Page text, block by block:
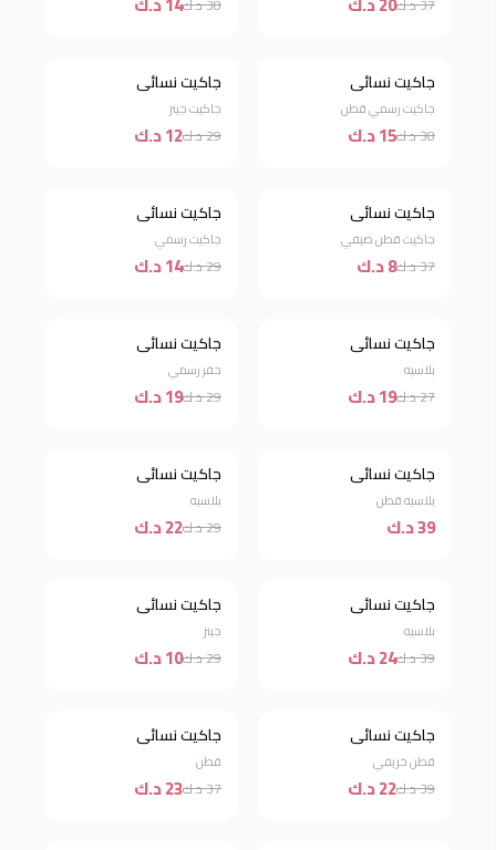
خصم 61%
جاكيت نسائي
جاكيت رسمي قطن
38 د.ك 15 د.ك
خصم 59%
جاكيت نسائي
جاكيت جينز
29 د.ك 12 د.ك
خصم 78%
جاكيت نسائي
جاكيت قطن صيفي
37 د.ك 8 د.ك
خصم 52%
جاكيت نسائي
جاكيت رسمي
29 د.ك 14 د.ك
خصم 30%
جاكيت نسائي
بلاسيه
27 د.ك 19 د.ك
خصم 34%
جاكيت نسائي
حفر رسمي
29 د.ك 19 د.ك
جديد
جاكيت نسائي
بلاسيه قطن
39 د.ك
خصم 24%
جاكيت نسائي
بلاسيه
29 د.ك 22 د.ك
خصم 38%
جاكيت نسائي
بلاسيه
39 د.ك 24 د.ك
جاكيت نسائي
جينز
29 د.ك 10 د.ك
خصم 44%
جاكيت نسائي
قطن خريفي
39 د.ك 22 د.ك
جاكيت نسائي
قطن
37 د.ك 23 د.ك